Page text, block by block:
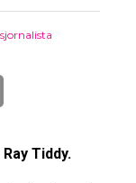
Ray Tiddy.